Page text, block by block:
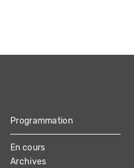
Programmation
En cours
Archives